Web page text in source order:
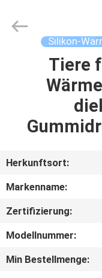
PRODUKTE
UNS
AUSFLUG
Accessories
Co.,Ltd.
Silikon-
Tiere
Herkunftsort:
Markenname:
Zertifizierung:
Modellnummer:
Min Bestellmenge: